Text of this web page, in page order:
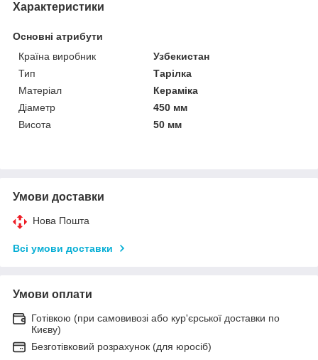
Характеристики
Основні атрибути
Країна виробник
Узбекистан
Тип
Тарілка
Матеріал
Кераміка
Діаметр
450 мм
Висота
50 мм
Умови доставки
Нова Пошта
Всі умови доставки
Умови оплати
Готівкою (при самовивозі або кур'єрської доставки по
Києву)
Безготівковий розрахунок (для юросіб)